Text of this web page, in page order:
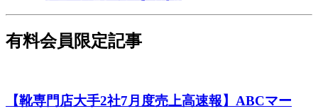
有料会員限定記事
【靴専門店大手2社7月度売上高速報】ABCマー